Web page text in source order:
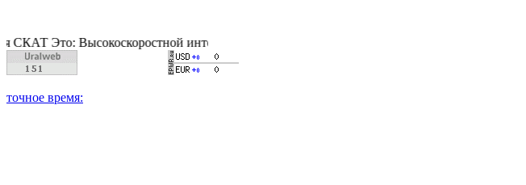
Это: Высокоскоростной интернет, качественное цифровое и кабельное телевиденье,